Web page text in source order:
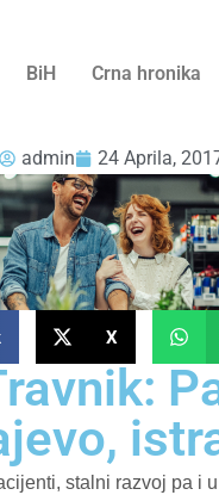
BiH Crna hronika
admin 24 Aprila,
X
stalni razvoj pa i